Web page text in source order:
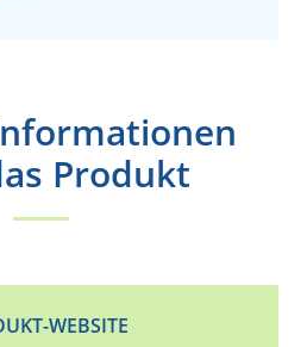
Produkt
WEBSITE